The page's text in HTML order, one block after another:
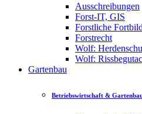
Ausschreibungen
Forst-IT, GIS
Forstliche
Forstrecht
Wolf:
Wolf:
Gartenbau
Betriebswirtschaft &